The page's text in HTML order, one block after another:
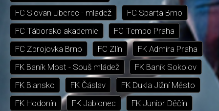
FC Slovan Liberec - mládež
FC Sparta Brno
FC Táborsko akademie
FC Tempo Praha
FC Zbrojovka Brno
FC Zlín
FK Admira Praha
FK Baník Most - Souš mládež
FK Baník Sokolov
FK Blansko
FK Čáslav
FK Dukla Jižní Město
FK Hodonín
FK Jablonec
FK Junior Děčín